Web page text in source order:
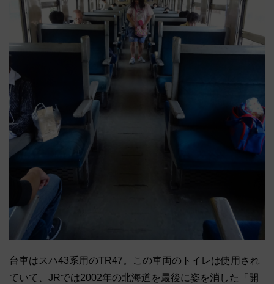
台車はスハ43系用のTR47。
この車両のトイレは使用され
ていて、 JRでは2002年の北海道を最後に姿を消した「開